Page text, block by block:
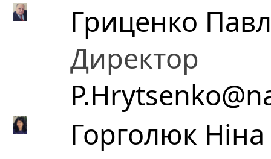
Гриценко
Директор
Горголюк Ніна